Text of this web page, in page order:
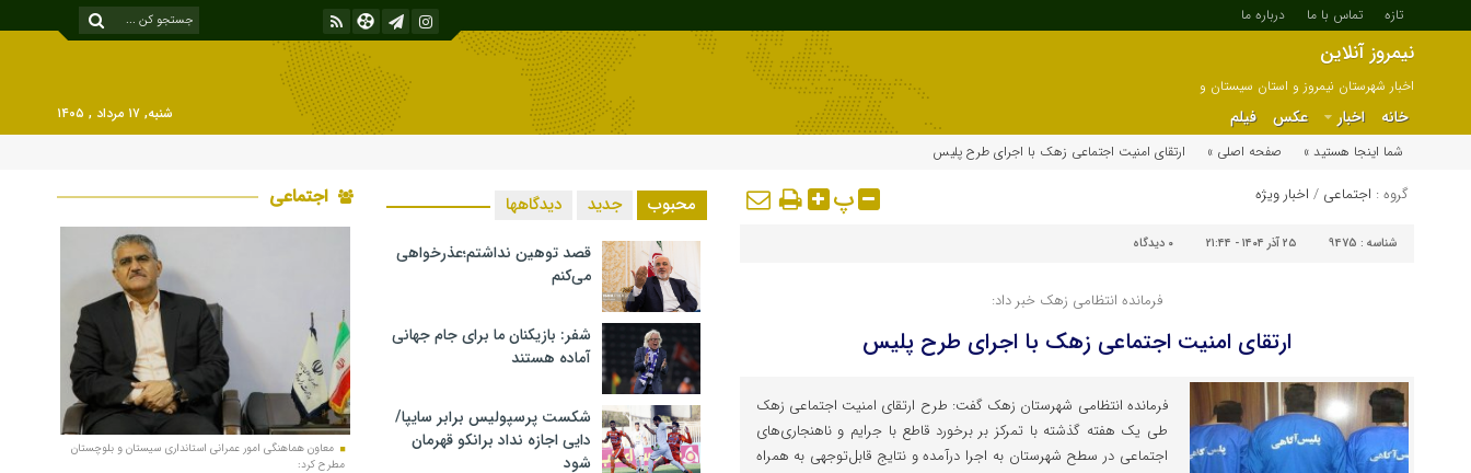
تازه تماس با ما درباره ما
نیمروز آنلاین
اخبار شهرستان نیمروز و استان سیستان و
بلوچستان
خانه اخبار عکس فیلم
شنبه, ۱۷ مرداد , ۱۴۰۵
شما اینجا هستید »
صفحه اصلی » ارتقای امنیت اجتماعی زهک با اجرای طرح پلیس
گروه : اجتماعی / اخبار ویژه پ
شناسه : 9475 ۲۵ آذر ۱۴۰۴ - ۲۱:۴۴ ۰ دیدگاه
فرمانده انتظامی زهک خبر داد:
ارتقای امنیت اجتماعی زهک با اجرای طرح پلیس
فرمانده انتظامی شهرستان زهک گفت: طرح ارتقای امنیت اجتماعی زهک
طی یک هفته گذشته با تمرکز بر برخورد قاطع با جرایم و ناهنجاری‌های
اجتماعی در سطح شهرستان به اجرا درآمده و نتایج قابل‌توجهی به همراه
محبوب جدید دیدگاهها
قصد توهین نداشتم؛عذرخواهی
می‌کنم
شفر: بازیکنان ما برای جام جهانی
آماده هستند
شکست پرسپولیس برابر سایپا/
دایی اجازه نداد برانکو قهرمان
شود
اجتماعی
معاون هماهنگی امور عمرانی استانداری سیستان ‎‌و بلوچستان
مطرح کرد: